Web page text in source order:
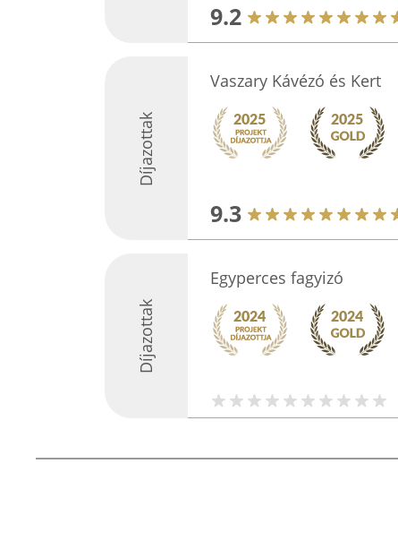
9.2
Díjazottak
Vaszary Kávézó és Kert
9.3
Díjazottak
Egyperces fagyizó